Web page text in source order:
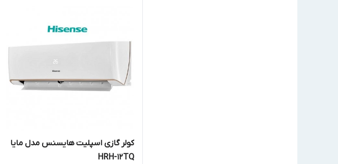
کولر گازی اسپلیت هایسنس مدل مایا
HRH-12TQ